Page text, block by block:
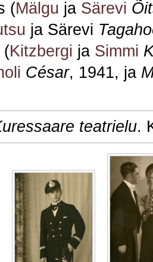
(Mälgu ja Särevi
ja Särevi
(Kitzbergi ja Simmi
César, 1941, ja
teatrielu.